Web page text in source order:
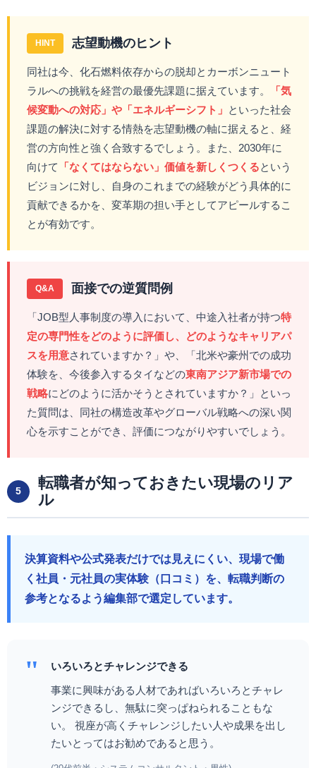
HINT 志望動機のヒント
同社は今、化石燃料依存からの脱却とカーボンニュート
ラルへの挑戦を経営の最優先課題に据えています。
「気
候変動への対応」や「エネルギーシフト」 といった社会
課題の解決に対する情熱を志望動機の軸に据えると、経
営の方向性と強く合致するでしょう。また、2030年に
向けて
「なくてはならない」価値を新しくつくるという
ビジョンに対し、自身のこれまでの経験がどう具体的に
貢献できるかを、変革期の担い手としてアピールするこ
とが有効です。
Q&A 面接での逆質問例
「JOB型人事制度の導入において、中途入社者が持つ特
定の専門性をどのように評価し、どのようなキャリアパ
スを用意されていますか？」や、「北米や豪州での成功
体験を、今後参入するタイなどの東南アジア新市場での
戦略にどのように活かそうとされていますか？」といっ
た質問は、同社の構造改革やグローバル戦略への深い関
心を示すことができ、評価につながりやすいでしょう。
5
転職者が知っておきたい現場のリア
ル
決算資料や公式発表だけでは見えにくい、現場で働
く社員・元社員の実体験（口コミ）を、転職判断の
参考となるよう編集部で選定しています。
"
いろいろとチャレンジできる
事業に興味がある人材であればいろいろとチャレ
ンジできるし、無駄に突っぱねられることもな
い。 視座が高くチャレンジしたい人や成果を出し
たいとってはお勧めであると思う。